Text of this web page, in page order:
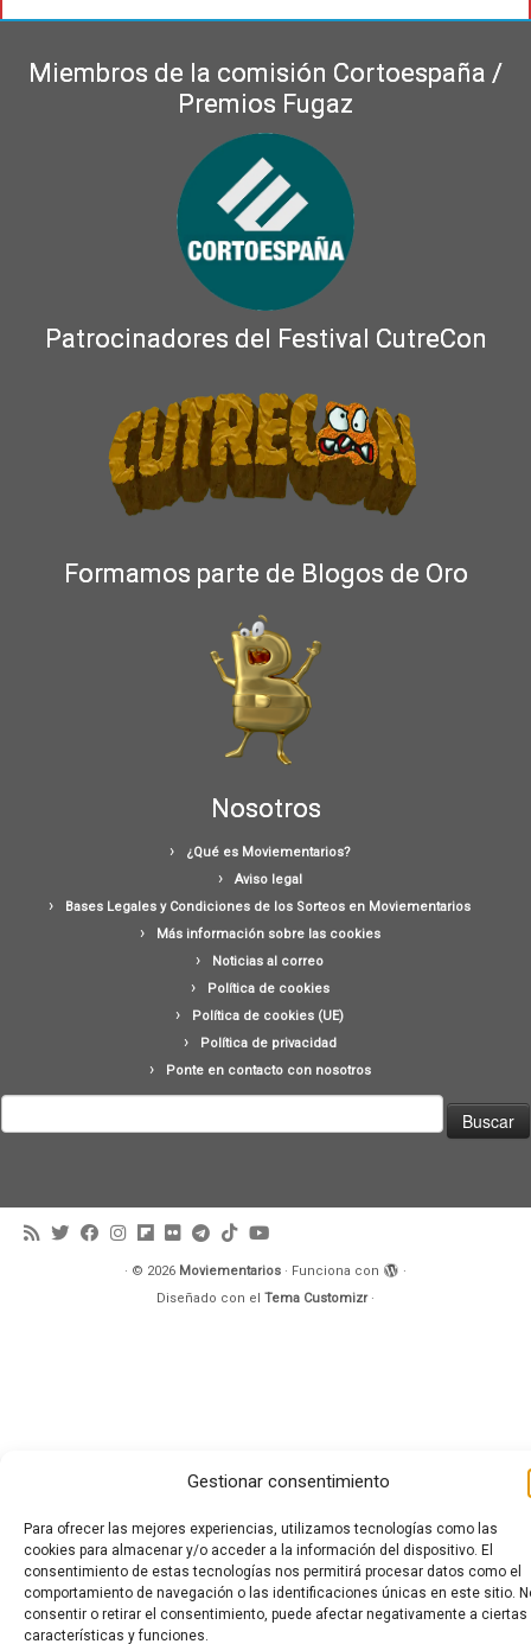
Gestionar consentimiento
Para ofrecer las mejores experiencias, utilizamos tecnologías como las
cookies para almacenar y/o acceder a la información del dispositivo. El
consentimiento de estas tecnologías nos permitirá procesar datos como el
comportamiento de navegación o las identificaciones únicas en este sitio.
consentir o retirar el consentimiento, puede afectar negativamente a ciertas
características y funciones.
Miembros de la comisión Cortoespaña /
Premios Fugaz
Patrocinadores del Festival CutreCon
Formamos parte de Blogos de Oro
Nosotros
¿Qué es Moviementarios?
Aviso legal
Bases Legales y Condiciones de los Sorteos en Moviementarios
Más información sobre las cookies
Noticias al correo
Política de cookies
Política de cookies (UE)
Política de privacidad
Ponte en contacto con nosotros
· © 2026 Moviementarios · Funciona con
·
Diseñado con el Tema Customizr·